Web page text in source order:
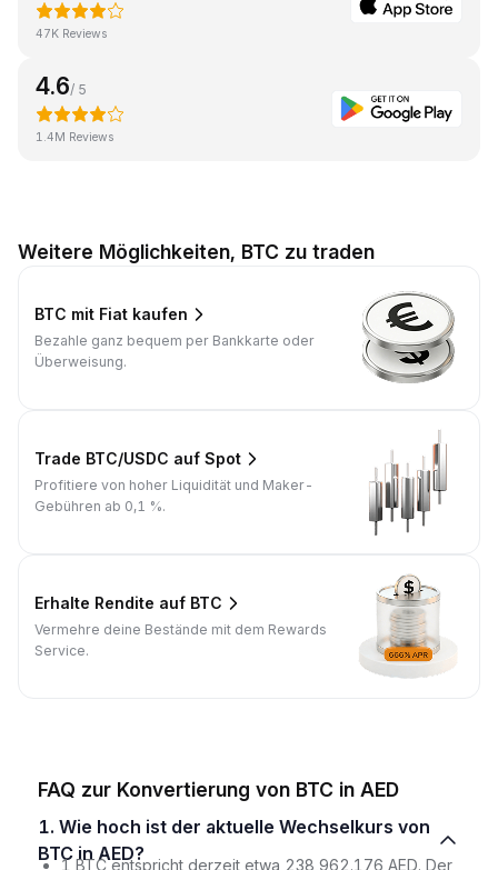
47K Reviews
4.6/ 5
1.4M Reviews
Weitere Möglichkeiten, BTC zu traden
BTC mit Fiat kaufen
Bezahle ganz bequem per Bankkarte oder
Überweisung.
Trade BTC/USDC auf Spot
Profitiere von hoher Liquidität und Maker-
Gebühren ab 0,1 %.
Erhalte Rendite auf BTC
Vermehre deine Bestände mit dem Rewards
Service.
FAQ zur Konvertierung von BTC in AED
1. Wie hoch ist der aktuelle Wechselkurs von
BTC in AED?
1 BTC entspricht derzeit etwa 238,962.176 AED. Der